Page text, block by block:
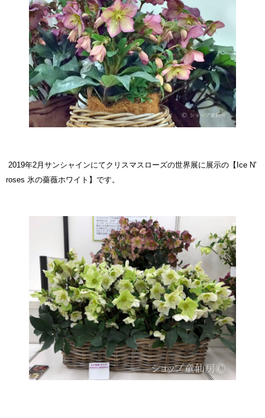
2019年2月サンシャインにてクリスマスローズの世界展に展示の【Ice N'
roses 氷の薔薇ホワイト】です。